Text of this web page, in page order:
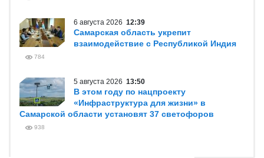
6 августа 2026 12:39
Самарская область укрепит
взаимодействие с Республикой Индия
784
5 августа 2026 13:50
В этом году по нацпроекту
«Инфраструктура для жизни» в
Самарской области установят 37 светофоров
938